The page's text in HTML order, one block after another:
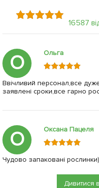
16587
О Ольга
Ввічливий персонал,все
заявлені сроки,все гарно
О Оксана Пацеля
Чудово запаковані
Дивитися